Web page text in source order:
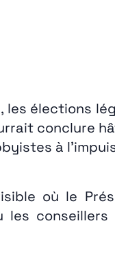
les élections
conclure
à
où le
conseillers